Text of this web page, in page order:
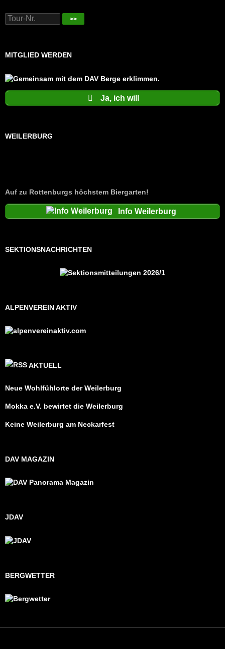
>>
MITGLIED WERDEN
Ja, ich will
WEILERBURG
Auf zu Rottenburgs höchstem Biergarten!
Info Weilerburg
SEKTIONSNACHRICHTEN
ALPENVEREIN AKTIV
AKTUELL
Neue Wohlfühlorte der Weilerburg
Mokka e.V. bewirtet die Weilerburg
Keine Weilerburg am Neckarfest
DAV MAGAZIN
JDAV
BERGWETTER